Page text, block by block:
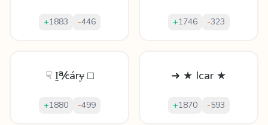
+1883 -446 +1746 -323
☟ Ḭ℀árɏ □
+1880 -499
➜ ★ Icar ★
+1870 -593